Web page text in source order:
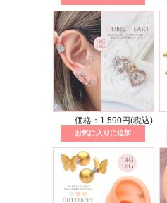
価格：1,590円(税込)